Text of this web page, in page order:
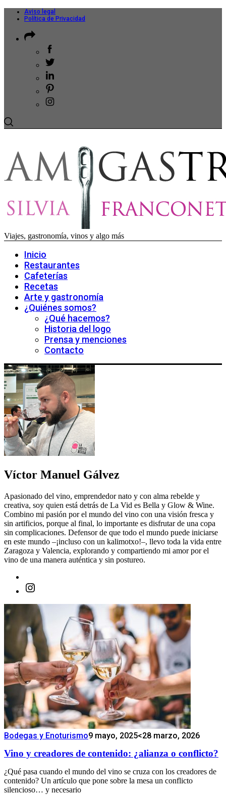
Aviso legal
Política de Privacidad
Viajes, gastronomía, vinos y algo más
Inicio
Restaurantes
Cafeterías
Recetas
Arte y gastronomía
¿Quiénes somos?
¿Qué hacemos?
Historia del logo
Prensa y menciones
Contacto
Víctor Manuel Gálvez
Apasionado del vino, emprendedor nato y con alma rebelde y
creativa, soy quien está detrás de La Vid es Bella y Glow & Wine.
Combino mi pasión por el mundo del vino con una visión fresca y
sin artificios, porque al final, lo importante es disfrutar de una copa
sin complicaciones. Defensor de que todo el mundo puede iniciarse
en este mundo –¡incluso con un kalimotxo!–, llevo toda la vida entre
Zaragoza y Valencia, explorando y compartiendo mi amor por el
vino de una manera auténtica y sin postureo.
Bodegas y Enoturismo9 mayo, 2025<28 marzo, 2026
Vino y creadores de contenido: ¿alianza o conflicto?
¿Qué pasa cuando el mundo del vino se cruza con los creadores de
contenido? Un artículo que pone sobre la mesa un conflicto
silencioso… y necesario